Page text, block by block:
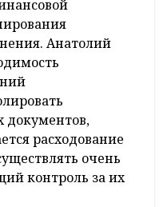
Анатолий
документов,
расходование
очень
контроль за их